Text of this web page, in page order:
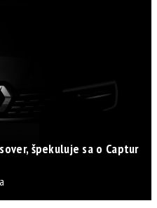
špekuluje sa o Captur